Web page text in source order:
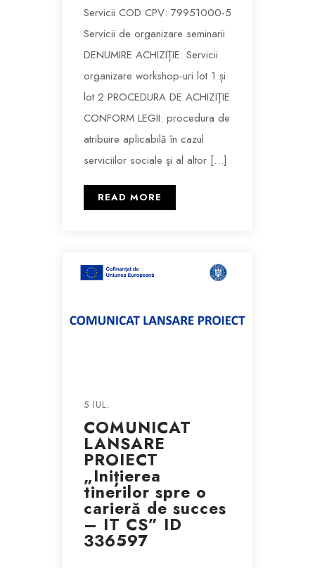
Servicii COD CPV: 79951000-5
Servicii de organizare seminarii
DENUMIRE ACHIZIȚIE: Servicii
organizare workshop-uri lot 1 și
lot 2 PROCEDURA DE ACHIZIŢIE
CONFORM LEGII: procedura de
atribuire aplicabilă în cazul
serviciilor sociale şi al altor […]
READ MORE
5 IUL.
COMUNICAT
LANSARE
PROIECT
„Inițierea
tinerilor spre o
carieră de succes
– IT CS” ID
336597